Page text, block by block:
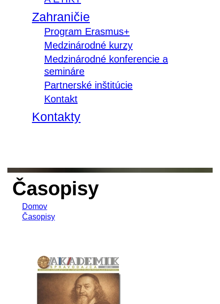
Zahraničie
Program Erasmus+
Medzinárodné kurzy
Medzinárodné konferencie a
semináre
Partnerské inštitúcie
Kontakt
Kontakty
Časopisy
Domov
Časopisy